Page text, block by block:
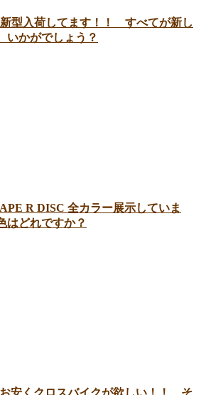
型入荷してます！！ すべてが新し
かがでしょう？
R DISC 全カラー展示していま
どれですか？